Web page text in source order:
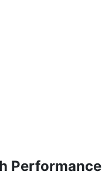
Performance